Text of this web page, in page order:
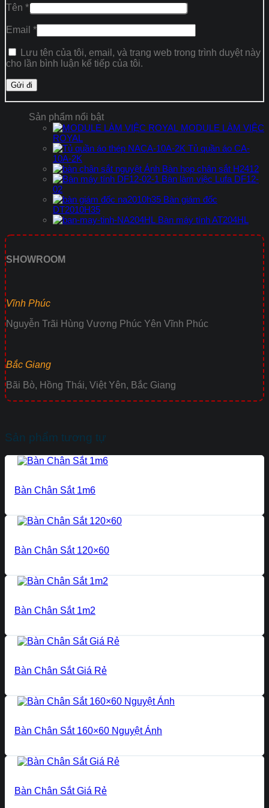
Tên *
Email *
Lưu tên của tôi, email, và trang web trong trình duyệt này
cho lần bình luận kế tiếp của tôi.
Sản phẩm nổi bật
MODULE LÀM VIỆC
ROYAL
Tủ quần áo CA-
10A-2K
Bàn họp chân sắt H2412
Bàn làm việc Lufa DF12-
02
Bàn giám đốc
DT2010H35
Bàn máy tính AT204HL
SHOWROOM
Vĩnh Phúc
Nguyễn Trãi Hùng Vương Phúc Yên Vĩnh Phúc
Bắc Giang
Bãi Bò, Hồng Thái, Việt Yên, Bắc Giang
Sản phẩm tương tự
Bàn Chân Sắt 1m6
Bàn Chân Sắt 120×60
Bàn Chân Sắt 1m2
Bàn Chân Sắt Giá Rẻ
Bàn Chân Sắt 160×60 Nguyệt Ánh
Bàn Chân Sắt Giá Rẻ